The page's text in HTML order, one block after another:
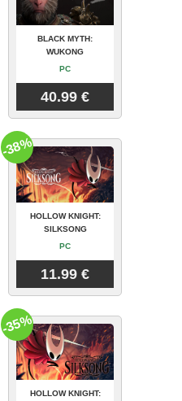
BLACK MYTH:
WUKONG
PC
40.99 €
HOLLOW KNIGHT:
SILKSONG
PC
11.99 €
-38%
HOLLOW KNIGHT:
-35%